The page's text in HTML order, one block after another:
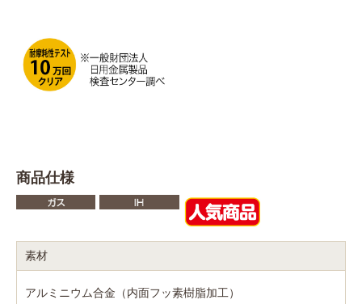
商品仕様
素材
アルミニウム合金（内面フッ素樹脂加工）